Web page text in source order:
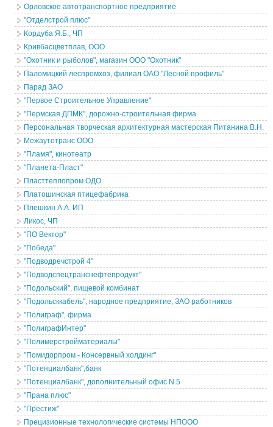
Орловское автотранспортное предприятие
"Отделстрой плюс"
Кордуба Я.Б., ЧП
Кривбасцветплав, ООО
"Охотник и рыболов", магазин ООО "Охотник"
Паломицкий леспромхоз, филиал ОАО "Лесной профиль"
Парад ЗАО
"Первое Строительное Управление"
"Пермская ДПМК", дорожно-строительная фирма
Персональная творческая архитектурная мастерская Питанина В.Н.
Межаутотранс ООО
"Пламя", кинотеатр
"Планета-Пласт"
Пласттеплопром ОДО
Платошинская птицефабрика
Плешкин А.А. ИП
Ликос, ЧП
"ПО Вектор"
"Победа"
"Подводречстрой 4"
"Подводспецтранснефтепродукт"
"Подольский", пищевой комбинат
"Подольсккабель", народное предприятие, ЗАО работников
"Полиграф", фирма
"ПолиграфИнтер"
"Полимерстройматериалы"
"Помидорпром - Консервный холдинг"
"Потенциалбанк",банк
"Потенциалбанк", дополнительный офис N 5
"Прана плюс"
"Престиж"
Прецизионные технологические системы НПООО